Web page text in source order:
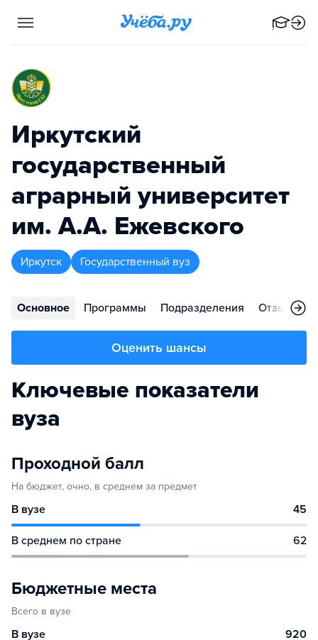
Иркутский
государственный
аграрный университет
им. А.А. Ежевского
Иркутск Государственный вуз
Основное Программы Подразделения Отзывы
Оценить шансы
Ключевые показатели
вуза
Проходной балл
На бюджет, очно, в среднем за предмет
В вузе 45
В среднем по стране 62
Бюджетные места
Всего в вузе
В вузе 920